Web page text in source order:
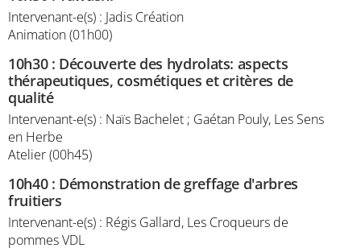
Intervenant-e(s) : Jadis Création
Animation (01h00)
10h30: Découverte des hydrolats: aspects
thérapeutiques, cosmétiques et critères de
qualité
Intervenant-e(s) : Naïs Bachelet ; Gaétan Pouly, Les Sens
en Herbe
Atelier (00h45)
10h40: Démonstration de greffage d'arbres
fruitiers
Intervenant-e(s) : Régis Gallard, Les Croqueurs de
pommes VDL